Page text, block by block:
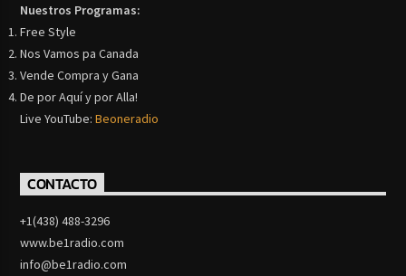
Nuestros Programas:
Free Style
Nos Vamos pa Canada
Vende Compra y Gana
De por Aquí y por Alla!
Live YouTube:Beoneradio
CONTACTO
+1(438) 488-3296
www.be1radio.com
info@be1radio.com